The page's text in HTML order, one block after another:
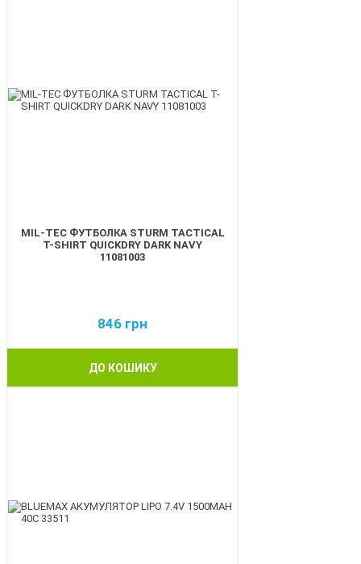
MIL-TEC ФУТБОЛКА STURM TACTICAL
T-SHIRT QUICKDRY DARK NAVY
11081003
846 грн
ДО КОШИКУ